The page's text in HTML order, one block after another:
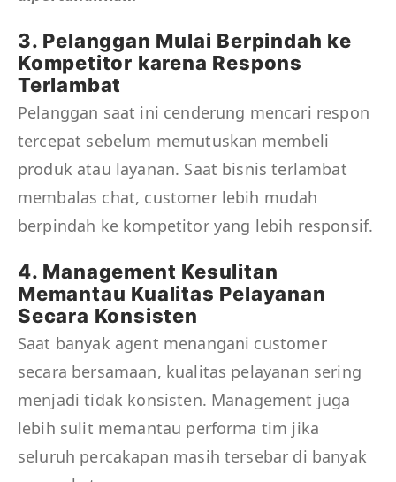
3. Pelanggan Mulai Berpindah ke
Kompetitor karena Respons
Terlambat
Pelanggan saat ini cenderung mencari respon
tercepat sebelum memutuskan membeli
produk atau layanan. Saat bisnis terlambat
membalas chat, customer lebih mudah
berpindah ke kompetitor yang lebih responsif.
4. Management Kesulitan
Memantau Kualitas Pelayanan
Secara Konsisten
Saat banyak agent menangani customer
secara bersamaan, kualitas pelayanan sering
menjadi tidak konsisten. Management juga
lebih sulit memantau performa tim jika
seluruh percakapan masih tersebar di banyak